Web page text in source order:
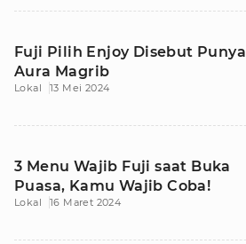
Fuji Pilih Enjoy Disebut Punya
Aura Magrib
Lokal 13 Mei 2024
3 Menu Wajib Fuji saat Buka
Puasa, Kamu Wajib Coba!
Lokal 16 Maret 2024